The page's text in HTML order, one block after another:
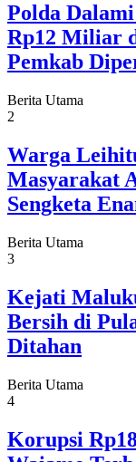
Polda
Rp12 Miliar
Pemkab
Berita Utama
2
Warga
Masyarakat
Sengketa
Berita Utama
3
Kejati
Bersih di
Ditahan
Berita Utama
4
Korupsi